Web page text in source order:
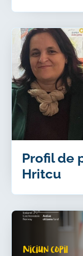
Profil de
Hritcu